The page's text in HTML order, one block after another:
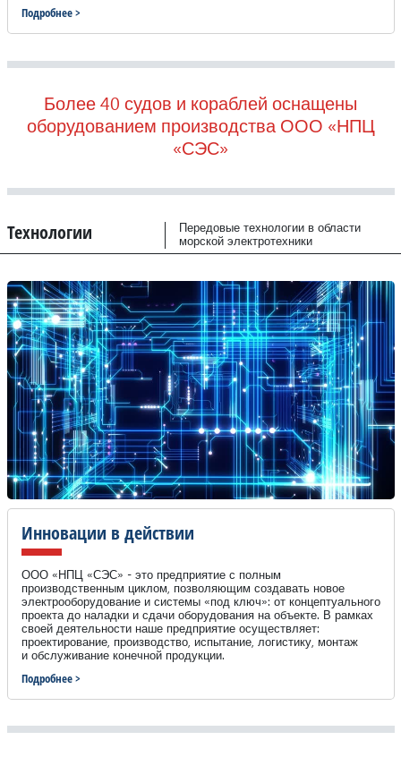
Подробнее >
Более 40 судов и кораблей оснащены
оборудованием производства ООО «НПЦ
«СЭС»
Технологии
Передовые технологии в области
морской электротехники
Инновации в действии
ООО «НПЦ «СЭС» - это предприятие с полным
производственным циклом, позволяющим создавать новое
электрооборудование и системы «под ключ»: от концептуального
проекта до наладки и сдачи оборудования на объекте. В рамках
своей деятельности наше предприятие осуществляет:
проектирование, производство, испытание, логистику, монтаж
и обслуживание конечной продукции.
Подробнее >